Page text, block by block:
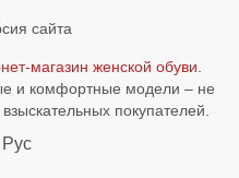
сайта
магазин женской обуви
и комфортные модели – не
покупателей.
Рус